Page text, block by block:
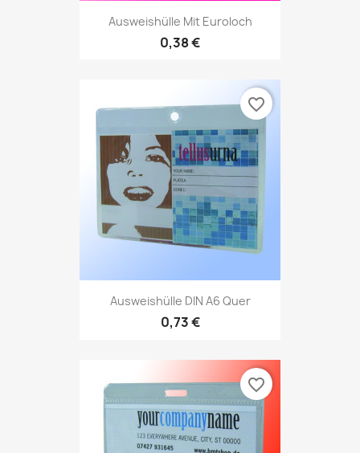
Ausweishülle Mit Euroloch
0,38 €
Ausweishülle DIN A6 Quer
0,73 €
favorite_border
favorite_border